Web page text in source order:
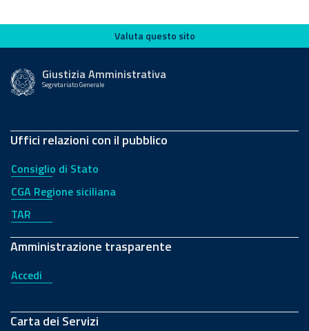
Valuta questo sito
Valuta questo sito
Giustizia Amministrativa
Segretariato Generale
Uffici relazioni con il pubblico
Consiglio di Stato
CGA Regione siciliana
TAR
Amministrazione trasparente
Accedi
Carta dei Servizi